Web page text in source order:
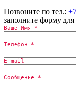
Позвоните по тел.:
заполните форму для
Ваше Имя *
Телефон *
E-mail
Сообщение *